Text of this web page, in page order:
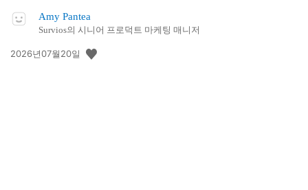
Amy Pantea
Survios의 시니어 프로덕트 마케팅 매니저
공
2026년07월20일